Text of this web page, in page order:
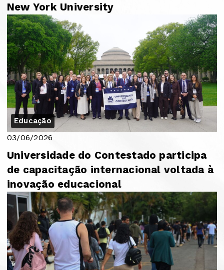
New York University
Educação
03/06/2026
Universidade do Contestado participa
de capacitação internacional voltada à
inovação educacional